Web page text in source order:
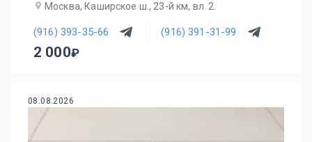
Москва, Каширское ш., 23-й км, вл. 2.
(916) 393-35-66 (916) 391-31-99
2 000
08.08.2026